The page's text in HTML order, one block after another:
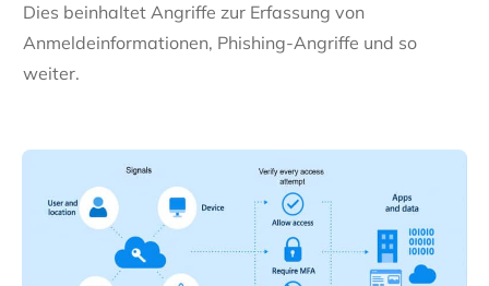
Dies beinhaltet Angriffe zur Erfassung von
Anmeldeinformationen, Phishing-Angriffe und so
weiter.